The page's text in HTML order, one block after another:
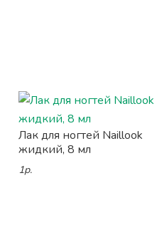
Лак для ногтей Naillook
жидкий, 8 мл
1р.